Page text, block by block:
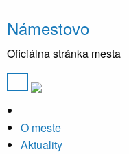
Námestovo
Oficiálna stránka mesta
O meste
Aktuality